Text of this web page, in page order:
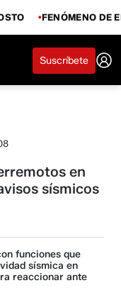
FENÓMENO DE
Suscríbete
en
sísmicos
funciones que
sísmica en
reaccionar ante